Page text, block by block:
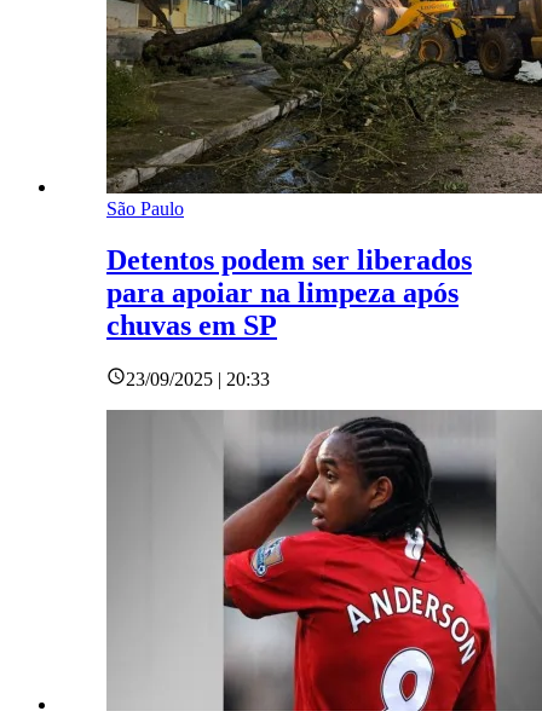
São Paulo
Detentos podem ser liberados
para apoiar na limpeza após
chuvas em SP
23/09/2025 | 20:33